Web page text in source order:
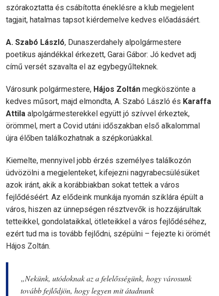
szórakoztatta és csábította éneklésre a klub megjelent
tagjait, hatalmas tapsot kiérdemelve kedves előadásáért.
A. Szabó László, Dunaszerdahely alpolgármestere
poetikus ajándékkal érkezett, Garai Gábor: Jó kedvet adj
című versét szavalta el az egybegyűlteknek.
Városunk polgármestere, Hájos Zoltán megköszönte a
kedves műsort, majd elmondta, A. Szabó László és Karaffa
Attila alpolgármesterekkel együtt jó szívvel érkeztek,
örömmel, mert a Covid utáni időszakban első alkalommal
újra élőben találkozhatnak a szépkorúakkal.
Kiemelte, mennyivel jobb érzés személyes találkozón
üdvözölni a megjelenteket, kifejezni nagyrabecsülésüket
azok iránt, akik a korábbiakban sokat tettek a város
fejlődéséért. Az elődeink munkája nyomán sziklára épült a
város, hiszen az ünnepségen résztvevők is hozzájárultak
tetteikkel, gondolataikkal, ötleteikkel a város fejlődéséhez,
ezért tud ma is tovább fejlődni, szépülni – fejezte ki örömét
Hájos Zoltán.
„Nekünk, utódoknak az a felelősségünk, hogy városunk
tovább fejlődjön, hogy legyen mit átadnunk